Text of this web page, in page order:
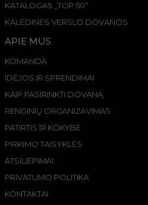
KATALOGAS „TOP 50“
KALĖDINĖS VERSLO DOVANOS
APIE MUS
KOMANDA
IDĖJOS IR SPRENDIMAI
KAIP PASIRINKTI DOVANĄ
RENGINIŲ ORGANIZAVIMAS
PATIRTIS IR KOKYBĖ
PIRKIMO TAISYKLĖS
ATSILIEPIMAI
PRIVATUMO POLITIKA
KONTAKTAI